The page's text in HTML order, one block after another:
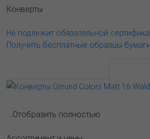
Конверты
Не подлежит обязательной
Получить бесплатные образцы бумаги
...Отобразить полностью